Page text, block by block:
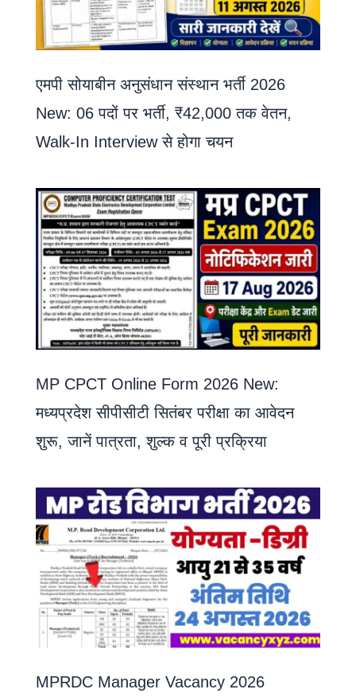
एमपी सोयाबीन अनुसंधान संस्थान भर्ती 2026
New: 06 पदों पर भर्ती, ₹42,000 तक वेतन,
Walk-In Interview से होगा चयन
MP CPCT Online Form 2026 New:
मध्यप्रदेश सीपीसीटी सितंबर परीक्षा का आवेदन
शुरू, जानें पात्रता, शुल्क व पूरी प्रक्रिया
MPRDC Manager Vacancy 2026